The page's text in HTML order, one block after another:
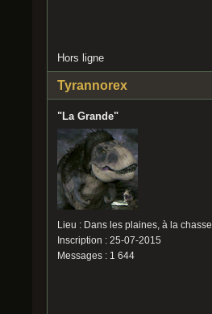
Hors ligne
Tyrannorex
"La Grande"
Lieu : Dans les plaines, à la chasse
Inscription : 25-07-2015
Messages : 1 644